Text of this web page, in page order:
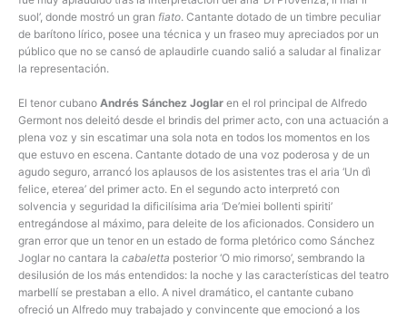
suol’, donde mostró un gran fiato. Cantante dotado de un timbre peculiar
de barítono lírico, posee una técnica y un fraseo muy apreciados por un
público que no se cansó de aplaudirle cuando salió a saludar al finalizar
la representación.
El tenor cubano Andrés Sánchez Joglar en el rol principal de Alfredo
Germont nos deleitó desde el brindis del primer acto, con una actuación a
plena voz y sin escatimar una sola nota en todos los momentos en los
que estuvo en escena. Cantante dotado de una voz poderosa y de un
agudo seguro, arrancó los aplausos de los asistentes tras el aria ‘Un dì
felice, eterea’ del primer acto. En el segundo acto interpretó con
solvencia y seguridad la dificilísima aria ‘De’miei bollenti spiriti’
entregándose al máximo, para deleite de los aficionados. Considero un
gran error que un tenor en un estado de forma pletórico como Sánchez
Joglar no cantara la cabaletta posterior ‘O mio rimorso’, sembrando la
desilusión de los más entendidos: la noche y las características del teatro
marbellí se prestaban a ello. A nivel dramático, el cantante cubano
ofreció un Alfredo muy trabajado y convincente que emocionó a los